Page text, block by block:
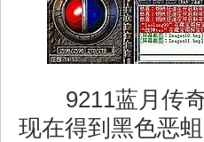
9211蓝月传
现在得到黑色恶